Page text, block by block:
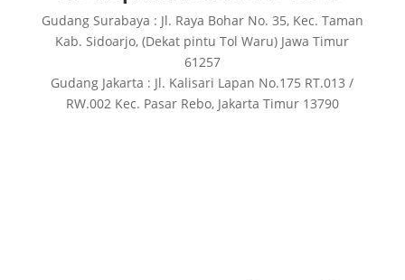
Gudang Surabaya : Jl. Raya Bohar No. 35, Kec. Taman
Kab. Sidoarjo, (Dekat pintu Tol Waru) Jawa Timur
61257
Gudang Jakarta : Jl. Kalisari Lapan No.175 RT.013 /
RW.002 Kec. Pasar Rebo, Jakarta Timur 13790